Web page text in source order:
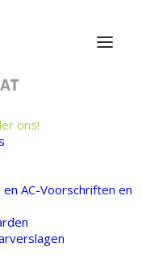
ons!
AC-Voorschriften en
transport